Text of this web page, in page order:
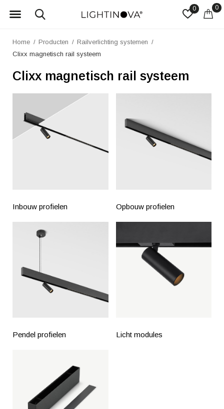
0 0
Home Producten
Railverlichting systemen
Clixx magnetisch rail systeem
Clixx magnetisch rail systeem
Inbouw profielen Opbouw profielen
Pendel profielen Licht modules